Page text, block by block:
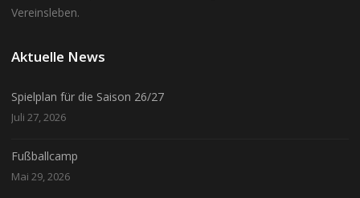
Vereinsleben.
Aktuelle News
Spielplan für die Saison 26/27
Juli 27, 2026
Fußballcamp
Mai 29, 2026